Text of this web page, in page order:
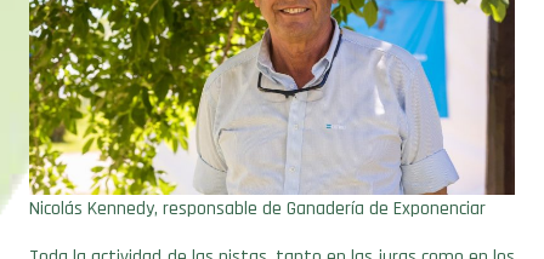
Nicolás Kennedy, responsable de Ganadería de Exponenciar